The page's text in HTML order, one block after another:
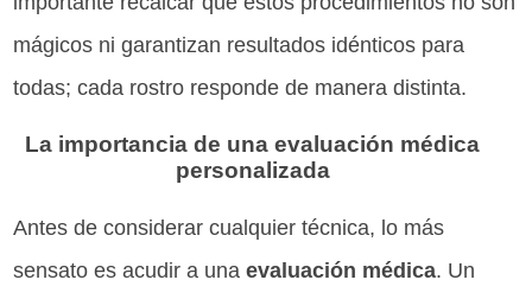
mágicos ni garantizan resultados idénticos para
todas; cada rostro responde de manera distinta.
La importancia de una evaluación médica
personalizada
Antes de considerar cualquier técnica, lo más
sensato es acudir a unaevaluación médica. Un